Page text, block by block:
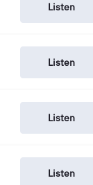
Listen
Listen
Listen
Listen